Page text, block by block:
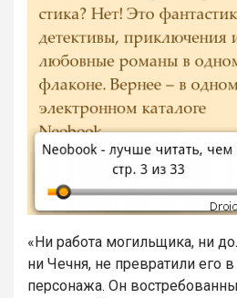
«Ни работа могильщика, ни
ни Чечня, не превратили его
персонажа. Он